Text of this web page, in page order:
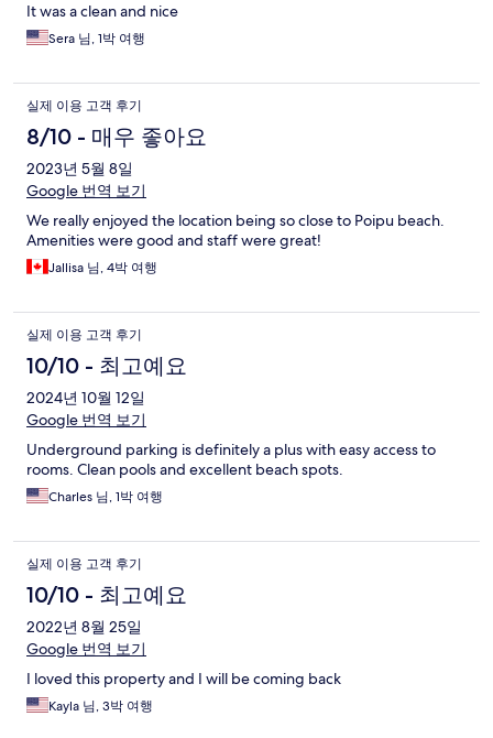
It was a clean and nice
Sera 님, 1박 여행
실제 이용 고객 후기
8/10 - 매우 좋아요
2023년 5월 8일
Google 번역 보기
We really enjoyed the location being so close to Poipu beach.
Amenities were good and staff were great!
Jallisa 님, 4박 여행
실제 이용 고객 후기
10/10 - 최고예요
2024년 10월 12일
Google 번역 보기
Underground parking is definitely a plus with easy access to
rooms. Clean pools and excellent beach spots.
Charles 님, 1박 여행
실제 이용 고객 후기
10/10 - 최고예요
2022년 8월 25일
Google 번역 보기
I loved this property and I will be coming back
Kayla 님, 3박 여행